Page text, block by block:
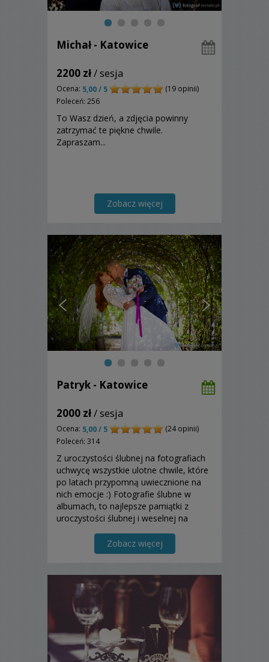
Michał - Katowice
2200 zł/ sesja
Ocena: 5,00 / 5
(19 opinii)
Poleceń: 256
To Wasz dzień, a zdjęcia powinny
zatrzymać te piękne chwile.
Zapraszam...
Zobacz więcej
Patryk - Katowice
2000 zł/ sesja
Ocena: 5,00 / 5
(24 opinii)
Poleceń: 314
Z uroczystości ślubnej na fotografiach
uchwycę wszystkie ulotne chwile, które
po latach przypomną uwiecznione na
nich emocje :) Fotografie ślubne w
albumach, to najlepsze pamiątki z
uroczystości ślubnej i weselnej na
Waszą miłość, szczęście, radość i inne
Zobacz więcej